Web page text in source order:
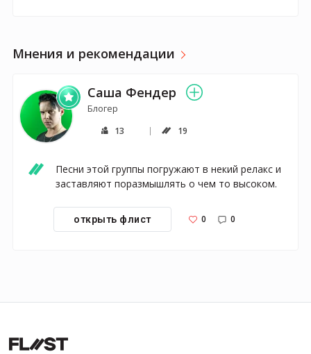
Мнения и рекомендации
Саша Фендер
Блогер
13 19
Песни этой группы погружают в некий релакс и
заставляют поразмышлять о чем то высоком.
открыть флист 0 0